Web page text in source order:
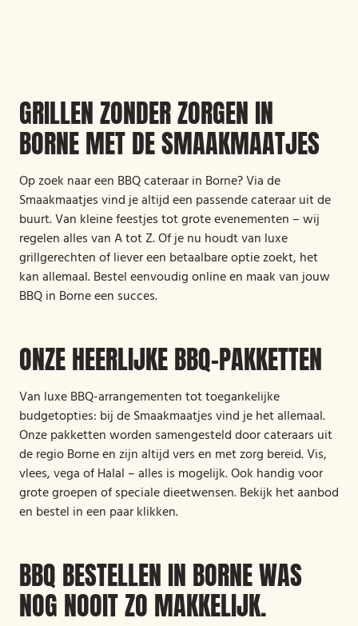
GRILLEN ZONDER ZORGEN IN
BORNE MET DE SMAAKMAATJES
Op zoek naar een BBQ cateraar in Borne? Via de
Smaakmaatjes vind je altijd een passende cateraar uit de
buurt. Van kleine feestjes tot grote evenementen – wij
regelen alles van A tot Z. Of je nu houdt van luxe
grillgerechten of liever een betaalbare optie zoekt, het
kan allemaal. Bestel eenvoudig online en maak van jouw
BBQ in Borne een succes.
ONZE HEERLIJKE BBQ-PAKKETTEN
Van luxe BBQ-arrangementen tot toegankelijke
budgetopties: bij de Smaakmaatjes vind je het allemaal.
Onze pakketten worden samengesteld door cateraars uit
de regio Borne en zijn altijd vers en met zorg bereid. Vis,
vlees, vega of Halal – alles is mogelijk. Ook handig voor
grote groepen of speciale dieetwensen. Bekijk het aanbod
en bestel in een paar klikken.
BBQ BESTELLEN IN BORNE WAS
NOG NOOIT ZO MAKKELIJK.